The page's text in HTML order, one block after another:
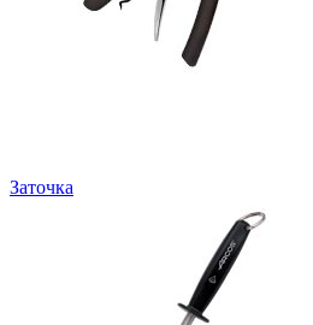
Заточка